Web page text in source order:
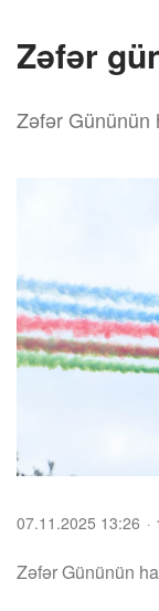
Zəfər
Zəfər Gününün
07.11.2025 13:26
Zəfər Gününün